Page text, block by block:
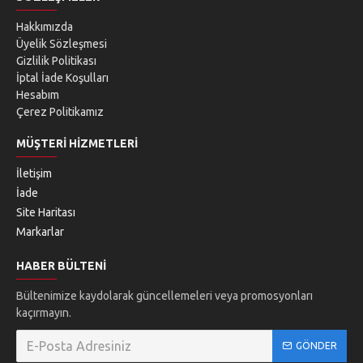
Hakkımızda
Üyelik Sözleşmesi
Gizlilik Politikası
İptal İade Koşulları
Hesabım
Çerez Politikamız
MÜŞTERI HIZMETLERI
İletişim
İade
Site Haritası
Markarlar
HABER BÜLTENI
Bültenimize kaydolarak güncellemeleri veya promosyonları
kaçırmayın.
GÖNDER